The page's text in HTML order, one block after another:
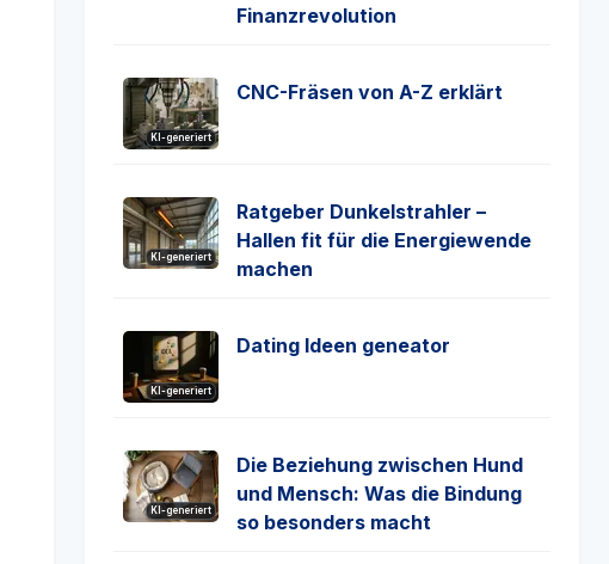
Finanzrevolution
KI-generiert
CNC-Fräsen von A-Z erklärt
KI-generiert
Ratgeber Dunkelstrahler –
Hallen fit für die Energiewende
machen
KI-generiert
Dating Ideen geneator
KI-generiert
Die Beziehung zwischen Hund
und Mensch: Was die Bindung
so besonders macht